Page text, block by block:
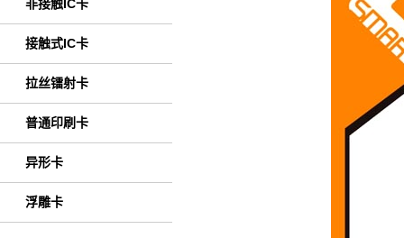
非接触IC卡
接触式IC卡
拉丝镭射卡
普通印刷卡
异形卡
浮雕卡